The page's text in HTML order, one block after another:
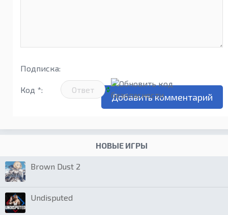
Подписка:
Код *:
НОВЫЕ ИГРЫ
Brown Dust 2
Undisputed